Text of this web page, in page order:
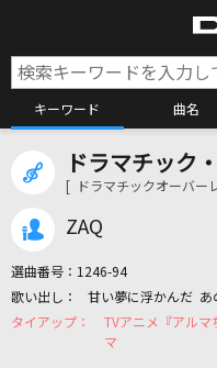
キーワード 曲名
カ
カラ
ドラマチック
[ ドラマチックオーバー
ZAQ
選曲番号： 1246-94
甘い夢に浮かんだ あ
TVアニメ『アルマ
マ